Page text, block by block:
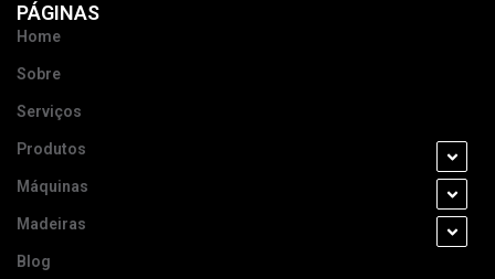
PÁGINAS
Home
Sobre
Serviços
Produtos
Máquinas
Madeiras
Blog